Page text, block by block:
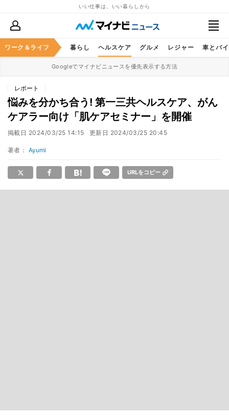
いい仕事は、いい暮らしから
ワーク＆ライフ
ススキル マネー 暮らし ヘルスケア グルメ レジャー 車とバ
Googleでマイナビニュースを優先表示する方法
レポート
悩みを分かち合う! 第一三共ヘルスケア、がん
ケアラー向け「肌ケアセミナー」を開催
掲載日 2024/03/25 14:15 更新日 2024/03/25 20:45
著者： Ayumi
URLをコピー